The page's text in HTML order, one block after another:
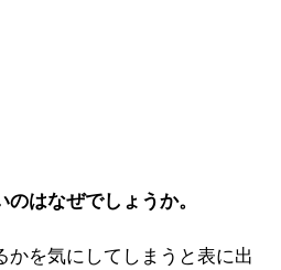
はなぜでしょうか。
かを気にしてしまうと表に出